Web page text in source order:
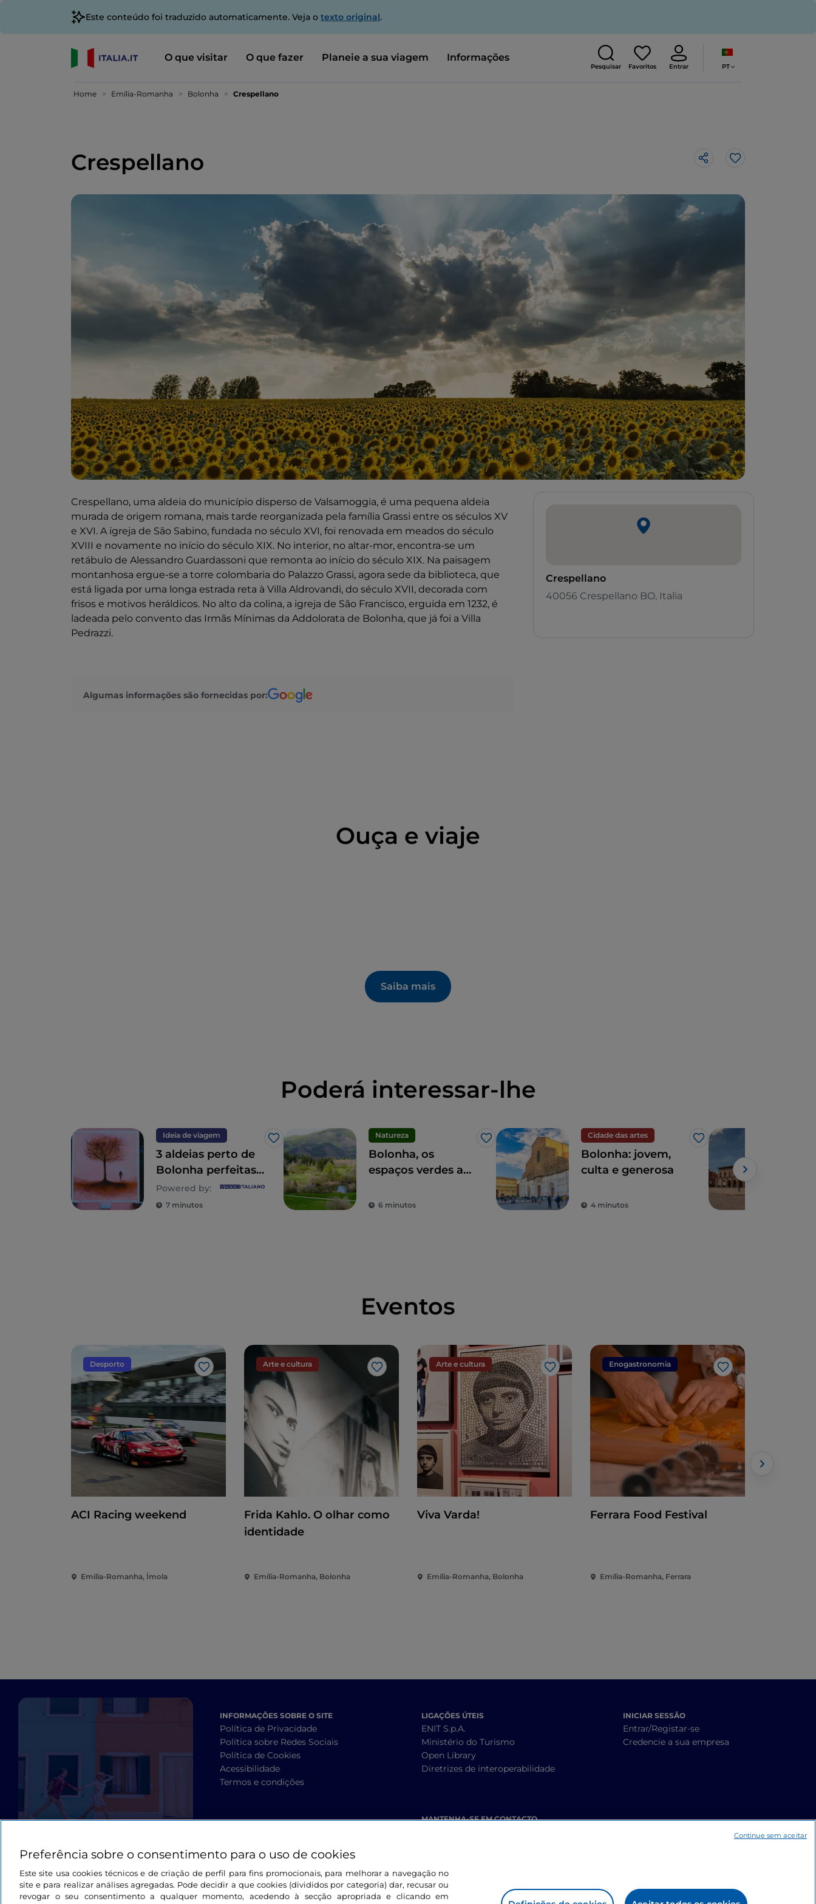
Este conteúdo foi traduzido automaticamente. Veja o texto original.
O que visitar O que fazer Planeie a sua viagem Informações
Pesquisar Favoritos Entrar PT
Home Emília-Romanha Bolonha Crespellano
Crespellano Gosto
Crespellano, uma aldeia do município disperso de Valsamoggia, é uma pequena aldeia
murada de origem romana, mais tarde reorganizada pela família Grassi entre os séculos XV
e XVI. A igreja de São Sabino, fundada no século XVI, foi renovada em meados do século
XVIII e novamente no início do século XIX. No interior, no altar-mor, encontra-se um
retábulo de Alessandro Guardassoni que remonta ao início do século XIX. Na paisagem
montanhosa ergue-se a torre colombaria do Palazzo Grassi, agora sede da biblioteca, que
está ligada por uma longa estrada reta à Villa Aldrovandi, do século XVII, decorada com
frisos e motivos heráldicos. No alto da colina, a igreja de São Francisco, erguida em 1232, é
ladeada pelo convento das Irmãs Mínimas da Addolorata de Bolonha, que já foi a Villa
Pedrazzi.
Algumas informações são fornecidas por:
Crespellano
40056 Crespellano BO, Italia
Ouça e viaje
Saiba mais
Poderá interessar-lhe
Ideia de viagem
Gosto
3 aldeias perto de
Bolonha perfeitas
para uma viagem
de um dia
Powered by:
7 minutos
Natureza
Gosto
Bolonha, os
espaços verdes a
6 minutos
Cidade das artes
Gosto
Bolonha: jovem,
culta e generosa
4 minutos
Eventos
Desporto
Gosto
ACI Racing weekend
Emília-Romanha, Ímola
Arte e cultura
Gosto
Frida Kahlo. O olhar como
identidade
Emília-Romanha, Bolonha
Arte e cultura
Gosto
Viva Varda!
Emília-Romanha, Bolonha
Enogastronomia
Gosto
Ferrara Food Festival
Emília-Romanha, Ferrara
INFORMAÇÕES SOBRE O SITE
Política de Privacidade
Política sobre Redes Sociais
Política de Cookies
Acessibilidade
Termos e condições
LIGAÇÕES ÚTEIS
ENIT S.p.A.
Ministério do Turismo
Open Library
Diretrizes de interoperabilidade
MANTENHA-SE EM CONTACTO
INICIAR SESSÃO
Entrar/Registar-se
Credencie a sua empresa
Preferência sobre o consentimento para o uso de cookies
Este site usa cookies técnicos e de criação de perfil para fins promocionais, para melhorar a navegação no
site e para realizar análises agregadas. Pode decidir a que cookies (divididos por categoria) dar, recusar ou
revogar o seu consentimento a qualquer momento, acedendo à secção apropriada e clicando em
Continue sem aceitar